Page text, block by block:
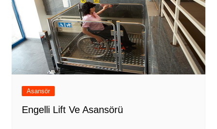
Asansör
Engelli Lift Ve Asansörü